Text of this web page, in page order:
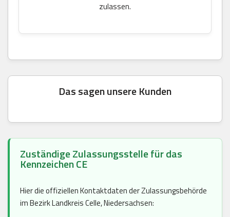
zulassen.
Das sagen unsere Kunden
Zuständige Zulassungsstelle für das
Kennzeichen CE
Hier die offiziellen Kontaktdaten der Zulassungsbehörde
im Bezirk Landkreis Celle, Niedersachsen: